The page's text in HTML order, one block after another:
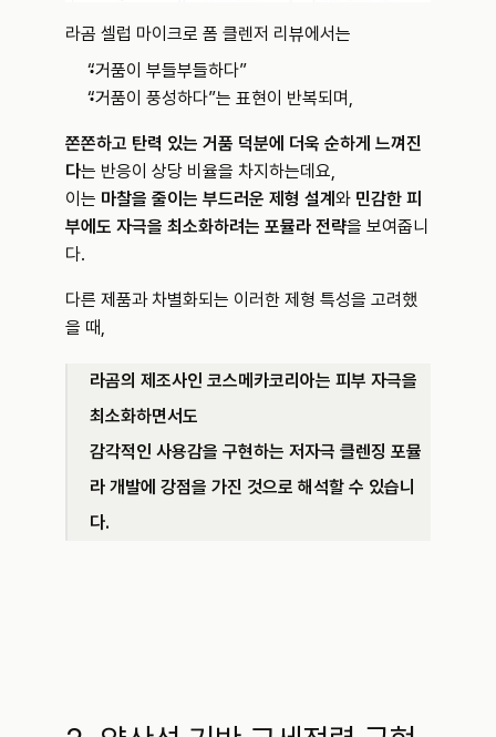
라곰 셀럽 마이크로 폼 클렌저 리뷰에서는
“거품이 부들부들하다”
“거품이 풍성하다”는 표현이 반복되며,
쫀쫀하고 탄력 있는 거품 덕분에 더욱 순하게 느껴진
다는 반응이 상당 비율을 차지하는데요,
이는 마찰을 줄이는 부드러운 제형 설계 와 민감한 피
부에도 자극을 최소화하려는 포뮬라 전략을 보여줍니
다.
다른 제품과 차별화되는 이러한 제형 특성을 고려했
을 때,
라곰의 제조사인 코스메카코리아는 피부 자극을
최소화하면서도
감각적인 사용감을 구현하는 저자극 클렌징 포뮬
라 개발에 강점을 가진 것으로 해석할 수 있습니
다.